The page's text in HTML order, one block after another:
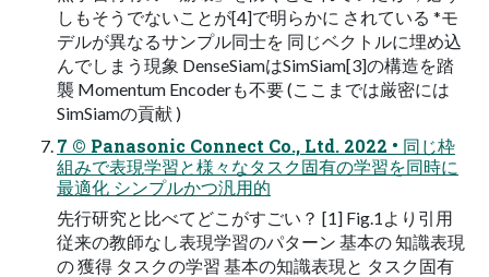
しもそうでないことが[4]で明らかに されている *モ
デルが異なるサンプル同士を 同じベクトルに埋め込
んでしまう現象 DenseSiamはSimSiam[3]の構造を踏
襲 Momentum Encoderも不要 (ここまでは厳密には
SimSiamの貢献 )
7 ©️ Panasonic Connect Co., Ltd. 2022 • 同じ枠
組みで表現学習と様々なタスク固有の学習を同時に
最適化 シンプルかつ汎用的
先行研究と比べてどこがすごい？ [1] Fig.1より引用
従来の教師なし表現学習のパターン 基本の 知識表現
の 獲得 タスクの学習 基本の知識表現と タスク固有